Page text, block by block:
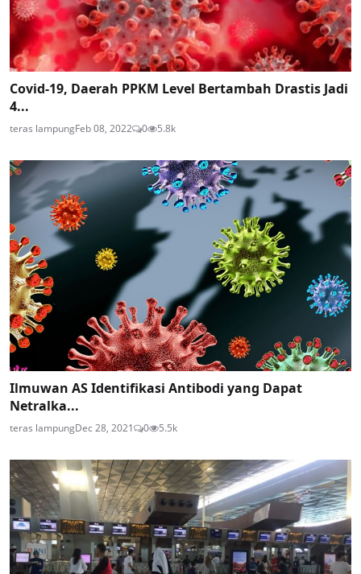
Covid-19, Daerah PPKM Level Bertambah Drastis Jadi
4...
teras lampungFeb 08, 2022 0 5.8k
Ilmuwan AS Identifikasi Antibodi yang Dapat
Netralka...
teras lampungDec 28, 2021 0 5.5k